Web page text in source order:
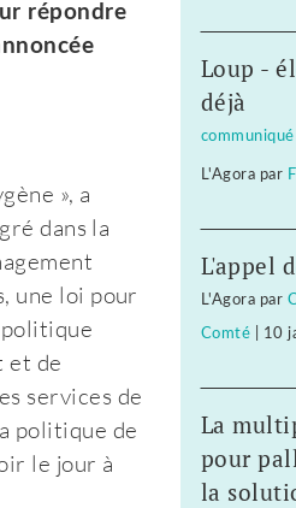
répondre
», a
dans la
une loi pour
et de
services de
politique de
le jour à
Loup -
déjà
communiqué
L'Agora par
L'appel
L'Agora par
Comté 10
La
pour
la